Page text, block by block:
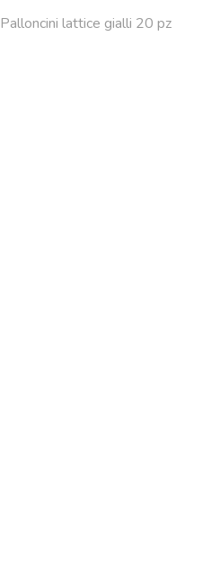
Palloncini lattice gialli 20 pz